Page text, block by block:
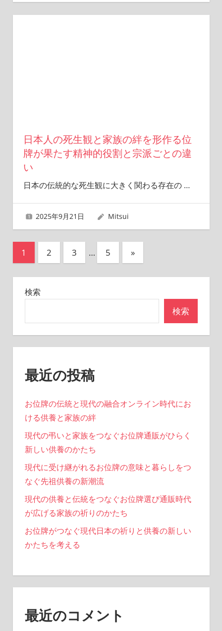
日本人の死生観と家族の絆を形作る位
牌が果たす精神的役割と宗派ごとの違
い
日本の伝統的な死生観に大きく関わる存在の …
2025年9月21日 Mitsui
投
稿
の
ー
ジ
り
1 2 3 … 5
次
の
記
»
検索
検索
最近の投稿
お位牌の伝統と現代の融合オンライン時代にお
ける供養と家族の絆
現代の弔いと家族をつなぐお位牌通販がひらく
新しい供養のかたち
現代に受け継がれるお位牌の意味と暮らしをつ
なぐ先祖供養の新潮流
現代の供養と伝統をつなぐお位牌選び通販時代
が広げる家族の祈りのかたち
お位牌がつなぐ現代日本の祈りと供養の新しい
かたちを考える
最近のコメント